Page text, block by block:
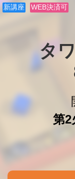
新講座 WEB決済可
タ
第2